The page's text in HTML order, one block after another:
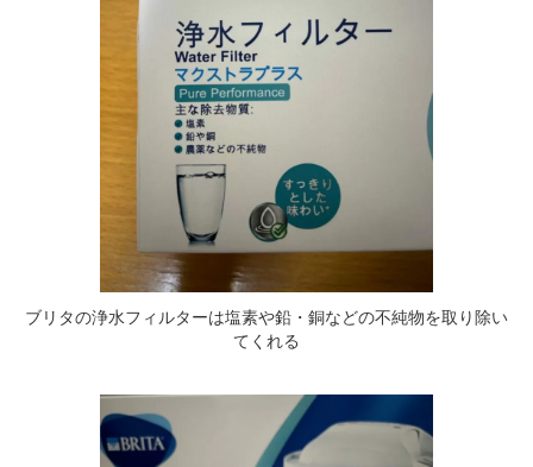
ブリタの浄水フィルターは塩素や鉛・銅などの不純物を取り除い
てくれる